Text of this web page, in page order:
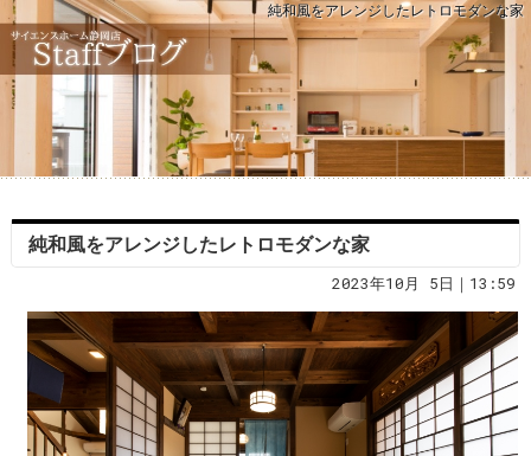
純和風をアレンジしたレトロモダンな家
純和風をアレンジしたレトロモダンな家
2023年10月 5日｜13:59